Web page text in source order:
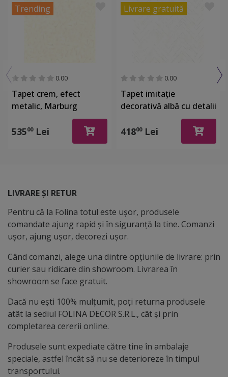
Trending
0.00
Tapet crem, efect
metalic, Marburg
Gloockler 52502
53500Lei
Livrare gratuită
0.00
Tapet imitaţie
decorativă albă cu detalii
argintii, Marburg 32034
41800Lei
LIVRARE ȘI RETUR
Pentru că la Folina totul este ușor, produsele
comandate ajung rapid și în siguranță la tine. Comanzi
ușor, ajung ușor, decorezi ușor.
Când comanzi, alege una dintre opțiunile de livrare: prin
curier sau ridicare din showroom. Livrarea în
showroom se face gratuit.
Dacă nu ești 100% mulțumit, poți returna produsele
atât la sediul FOLINA DECOR S.R.L., cât și prin
completarea cererii online.
Produsele sunt expediate către tine în ambalaje
speciale, astfel încât să nu se deterioreze în timpul
transportului.